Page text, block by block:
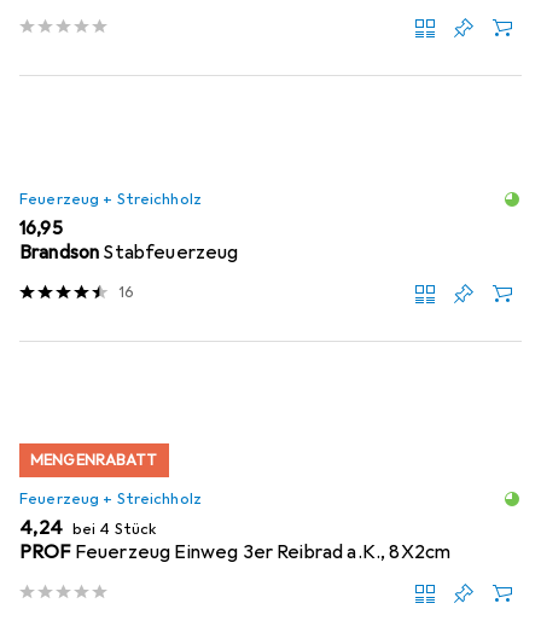
Feuerzeug + Streichholz
EUR
16,95
Brandson Stabfeuerzeug
16
MENGENRABATT
Feuerzeug + Streichholz
EUR
4,24 bei 4 Stück
PROF Feuerzeug Einweg 3er Reibrad a.K., 8X2cm